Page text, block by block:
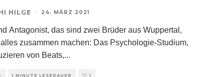
HILGE · 24. MÄRZ 2021
Antagonist, das sind zwei Brüder aus Wuppertal,
zusammen machen: Das Psychologie-Studium,
von Beats,...
1 MINUTE LESEDAUER 1